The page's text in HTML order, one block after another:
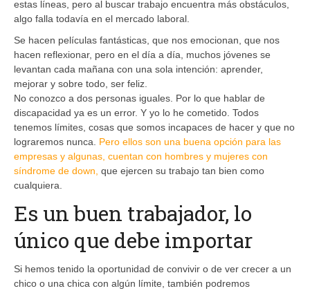
estas líneas, pero al buscar trabajo encuentra más obstáculos,
algo falla todavía en el mercado laboral.
Se hacen películas fantásticas, que nos emocionan, que nos
hacen reflexionar, pero en el día a día, muchos jóvenes se
levantan cada mañana con una sola intención: aprender,
mejorar y sobre todo, ser feliz.
No conozco a dos personas iguales. Por lo que hablar de
discapacidad ya es un error. Y yo lo he cometido. Todos
tenemos límites, cosas que somos incapaces de hacer y que no
lograremos nunca.
Pero ellos son una buena opción para las
empresas y algunas, cuentan con hombres y mujeres con
síndrome de down, que ejercen su trabajo tan bien como
cualquiera.
Es un buen trabajador, lo
único que debe importar
Si hemos tenido la oportunidad de convivir o de ver crecer a un
chico o una chica con algún límite, también podremos